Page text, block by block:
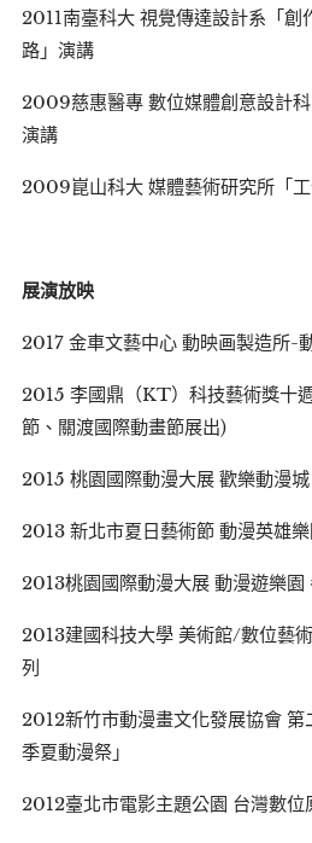
2011南臺科大 視覺傳達設計系「
路」演講
2009慈惠醫專 數位媒體創意設計科
演講
2009崑山科大 媒體藝術研究所「
展演放映
2017 金車文藝中心 動映画製造所-
2015 李國鼎（KT）科技藝術獎十
節、關渡國際動畫節展出)
2015 桃園國際動漫大展 歡樂動漫
2013 新北市夏日藝術節 動漫英雄
2013桃園國際動漫大展 動漫遊樂園
2013建國科技大學 美術館/數位藝
列
2012新竹市動漫畫文化發展協會 第
季夏動漫祭」
2012臺北市電影主題公園 台灣數